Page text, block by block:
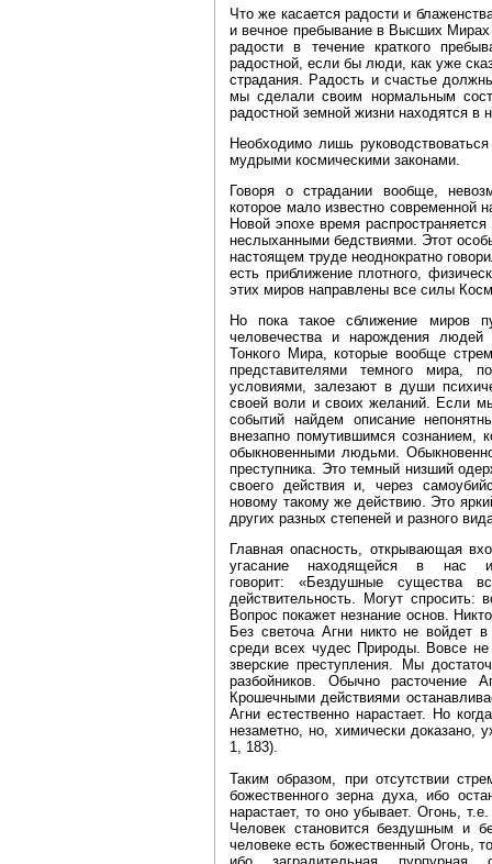
Что же касается радости и
и вечное пребывание в Высших
радости в течение краткого
радостной, если бы люди, как уже
страдания. Радость и счастье
мы сделали своим нормальным
радостной земной жизни находятся в
Необходимо лишь
мудрыми космическими законами.
Говоря о страдании вообще,
которое мало известно современной
Новой эпохе время
неслыханными бедствиями. Этот
настоящем труде неоднократно
есть приближение плотного,
этих миров направлены все силы
Но пока такое сближение миров
человечества и нарождения
Тонкого Мира, которые вообще
представителями темного мира,
условиями, залезают в души
своей воли и своих желаний. Если
событий найдем описание
внезапно помутившимся сознанием,
обыкновенными людьми.
преступника. Это темный низший
своего действия и, через
новому такому же действию. Это
других разных степеней и разного
Главная опасность, открывающая
угасание находящейся в нас
говорит: «Бездушные существа
действительность. Могут
Вопрос покажет незнание основ.
Без светоча Агни никто не войдет
среди всех чудес Природы. Вовсе не
зверские преступления. Мы
разбойников. Обычно
Крошечными действиями
Агни естественно нарастает. Но
незаметно, но, химически доказано,
1, 183).
Таким образом, при отсутствии
божественного зерна духа, ибо
нарастает, то оно убывает. Огонь,
Человек становится бездушным и
человеке есть божественный Огонь,